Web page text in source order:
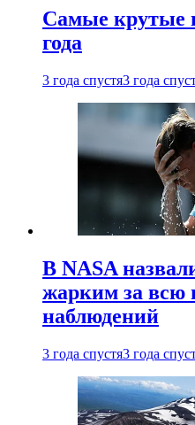
Самые крутые
года
3 года спустя3 года
В NASA
жарким за всю
наблюдений
3 года спустя3 года